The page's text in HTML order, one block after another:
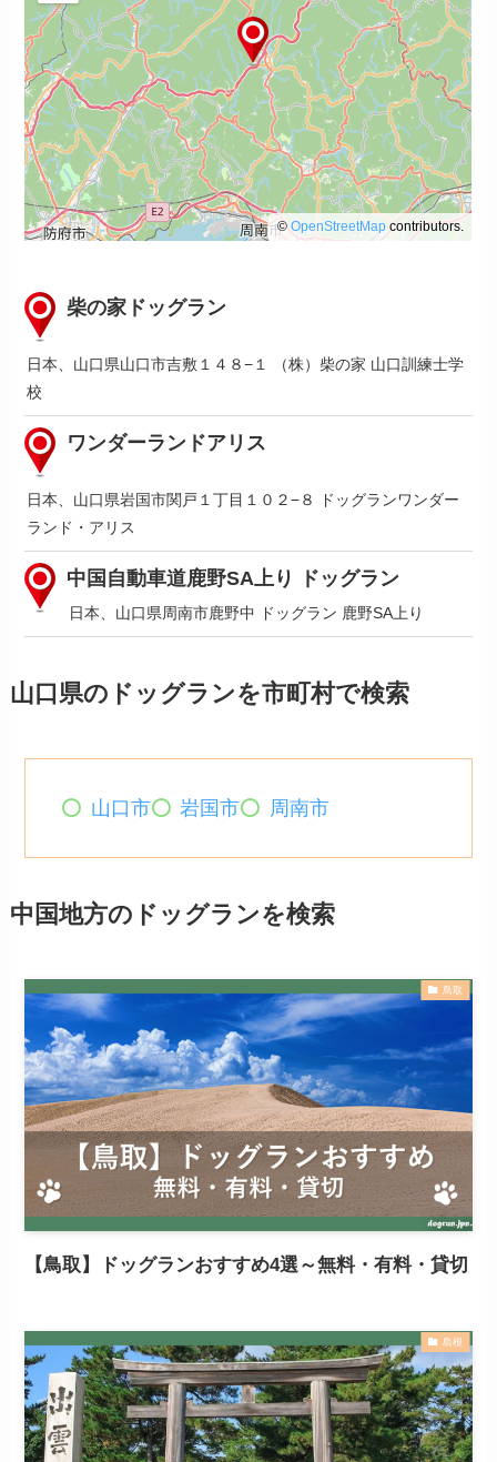
©OpenStreetMapcontributors.
柴の家ドッグラン
日本、山口県山口市吉敷１４８−１ （株）柴の家 山口訓練士学
校
ワンダーランドアリス
日本、山口県岩国市関戸１丁目１０２−８ ドッグランワンダー
ランド・アリス
中国自動車道鹿野SA上り ドッグラン
日本、山口県周南市鹿野中 ドッグラン 鹿野SA上り
山口県のドッグランを市町村で検索
山口市 岩国市 周南市
中国地方のドッグランを検索
鳥取
【鳥取】ドッグランおすすめ4選～無料・有料・貸切
島根